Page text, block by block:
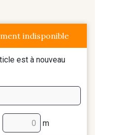
indisponible
est à nouveau
m